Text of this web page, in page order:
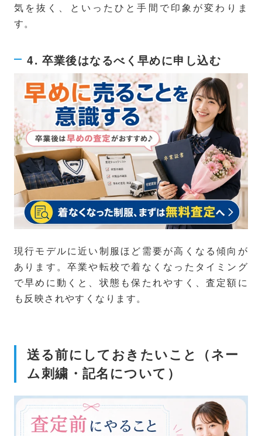
気を抜く、といったひと手間で印象が変わりま
す。
4. 卒業後はなるべく早めに申し込む
現行モデルに近い制服ほど需要が高くなる傾向が
あります。卒業や転校で着なくなったタイミング
で早めに動くと、状態も保たれやすく、査定額に
も反映されやすくなります。
送る前にしておきたいこと（ネー
ム刺繍・記名について）